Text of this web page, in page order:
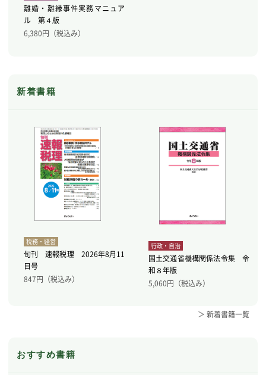
離婚・離縁事件実務マニュア
ル 第４版
6,380円（税込み）
新着書籍
税務・経営
旬刊 速報税理 2026年8月11
日号
847円（税込み）
行政・自治
国土交通省機構関係法令集 令
和８年版
5,060円（税込み）
＞ 新着書籍一覧
おすすめ書籍